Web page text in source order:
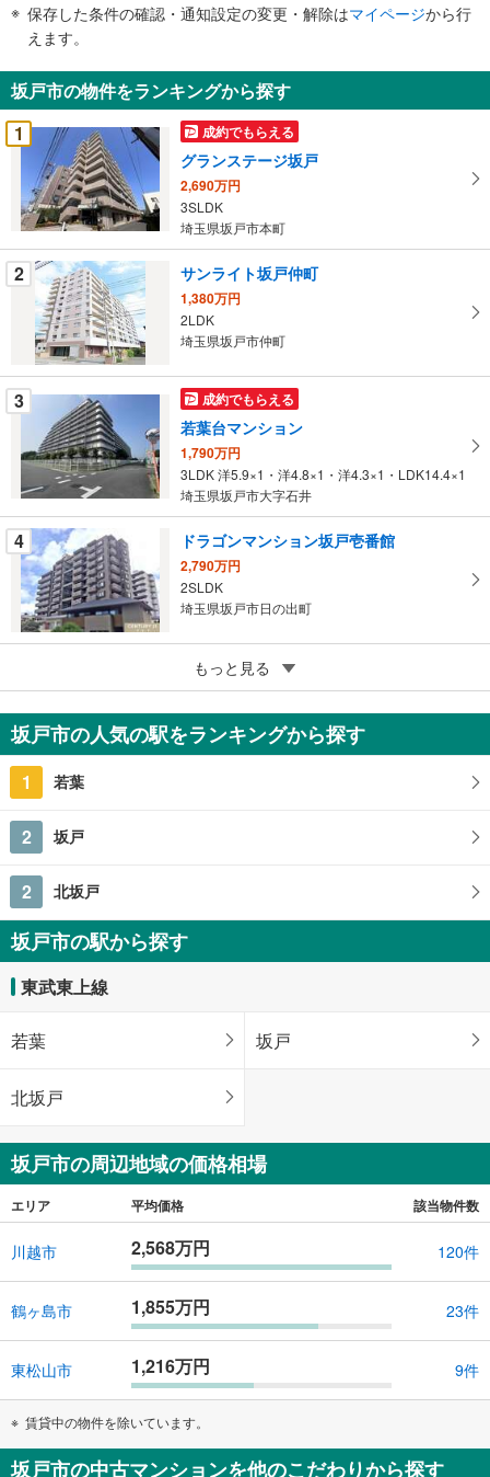
知
を
受
け
る
・
件
を
ー
ジ
保
存
る
保存した条件の確認・通知設定の変更・解除はマイページから行
えます。
坂戸市の物件をランキングから探す
1
成約でもらえる
グランステージ坂戸
2,690万円
3SLDK
埼玉県坂戸市本町
2 サンライト坂戸仲町
1,380万円
2LDK
埼玉県坂戸市仲町
3 成約でもらえる
若葉台マンション
1,790万円
3LDK 洋5.9×1・洋4.8×1・洋4.3×1・LDK14.4×1
埼玉県坂戸市大字石井
4 ドラゴンマンション坂戸壱番館
2,790万円
2SLDK
埼玉県坂戸市日の出町
成約でもらえる
コスモ坂戸
1,480万円
3LDK
もっと見る
坂戸市の人気の駅をランキングから探す
1 若葉
2 坂戸
2 北坂戸
坂戸市の駅から探す
東武東上線
若葉 坂戸
北坂戸
坂戸市の周辺地域の価格相場
エリア 平均価格 該当物件数
川越市 2,568万円 120件
鶴ヶ島市 1,855万円 23件
東松山市 1,216万円 9件
賃貸中の物件を除いています。
坂戸市の中古マンションを他のこだわりから探す